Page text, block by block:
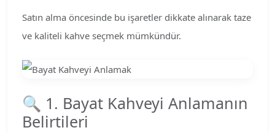
Satın alma öncesinde bu işaretler dikkate alınarak taze
ve kaliteli kahve seçmek mümkündür.
🔍 1. Bayat Kahveyi Anlamanın
Belirtileri